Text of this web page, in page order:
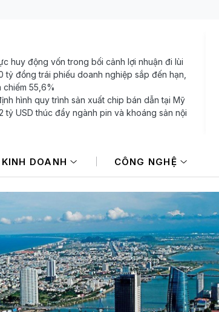
huy động vốn trong bối cảnh lợi nhuận đi lùi
tỷ đồng trái phiếu doanh nghiệp sắp đến hạn,
chiếm 55,6%
hình quy trình sản xuất chip bán dẫn tại Mỹ
tỷ USD thúc đẩy ngành pin và khoáng sản nội
sẽ là sai lầm nếu chỉ nhìn giá trị sổ
KINH DOANH CÔNG NGHỆ